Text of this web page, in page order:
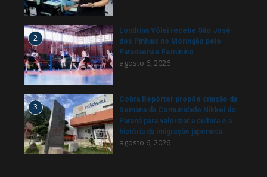
2
Londrina Vôlei recebe São José
dos Pinhais no Moringão pelo
Paranaense Feminino
agosto 6, 2026
3
Cobra Repórter propõe criação da
Semana da Comunidade Nikkei do
Paraná para valorizar a cultura e a
história da imigração japonesa
agosto 6, 2026